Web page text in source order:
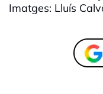
Imatges: Lluís